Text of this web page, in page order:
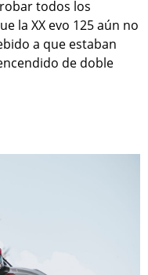
todos los
la XX evo 125 aún no
a que estaban
de doble